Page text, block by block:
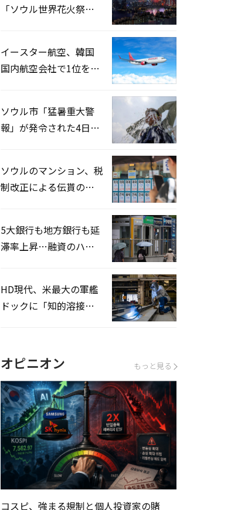
「ソウル世界花火祭り
イースター航空、韓国
国内航空会社で1位を記
ソウル市「猛暑重大警
報」が発令された4日、
ソウルのマンション、税
制改正による伝貰の月
5大銀行も地方銀行も延
滞率上昇…融資のハー
HD現代、米最大の軍艦
ドックに「知的溶接」
オピニオン もっと見る
コスピ、強まる規制と個人投資家の賭